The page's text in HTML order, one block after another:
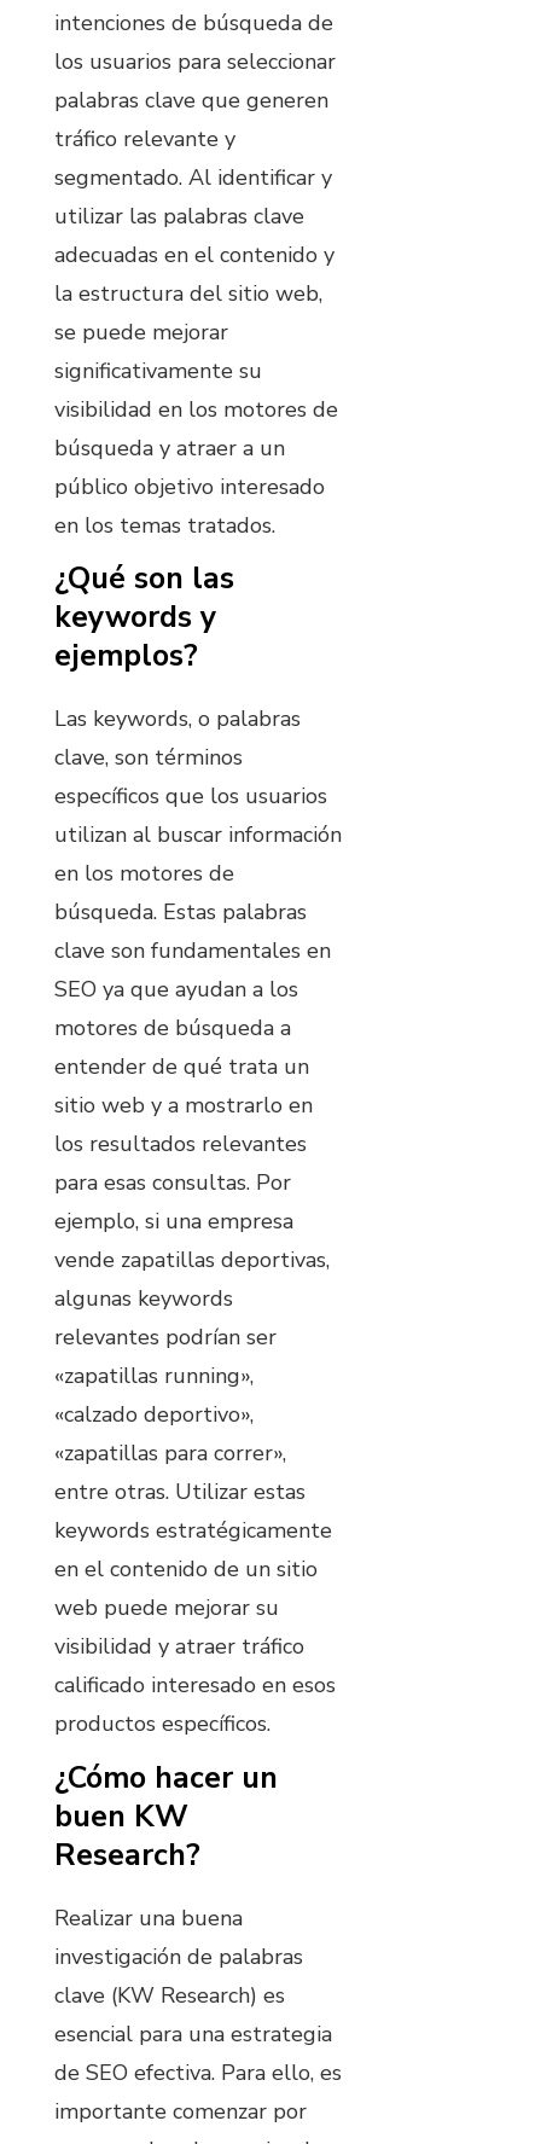
intenciones de búsqueda de
los usuarios para seleccionar
palabras clave que generen
tráfico relevante y
segmentado. Al identificar y
utilizar las palabras clave
adecuadas en el contenido y
la estructura del sitio web,
se puede mejorar
significativamente su
visibilidad en los motores de
búsqueda y atraer a un
público objetivo interesado
en los temas tratados.
¿Qué son las
keywords y
ejemplos?
Las keywords, o palabras
clave, son términos
específicos que los usuarios
utilizan al buscar información
en los motores de
búsqueda. Estas palabras
clave son fundamentales en
SEO ya que ayudan a los
motores de búsqueda a
entender de qué trata un
sitio web y a mostrarlo en
los resultados relevantes
para esas consultas. Por
ejemplo, si una empresa
vende zapatillas deportivas,
algunas keywords
relevantes podrían ser
«zapatillas running»,
«calzado deportivo»,
«zapatillas para correr»,
entre otras. Utilizar estas
keywords estratégicamente
en el contenido de un sitio
web puede mejorar su
visibilidad y atraer tráfico
calificado interesado en esos
productos específicos.
¿Cómo hacer un
buen KW
Research?
Realizar una buena
investigación de palabras
clave (KW Research) es
esencial para una estrategia
de SEO efectiva. Para ello, es
importante comenzar por